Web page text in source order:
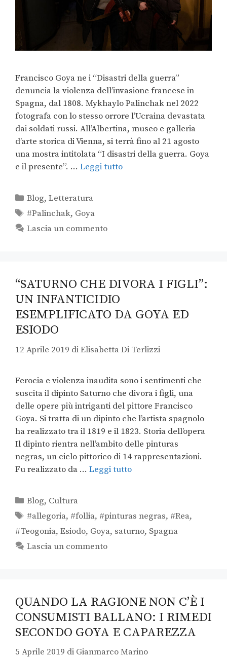
Francisco Goya ne i “Disastri della guerra”
denuncia la violenza dell’invasione francese in
Spagna, dal 1808. Mykhaylo Palinchak nel 2022
fotografa con lo stesso orrore l’Ucraina devastata
dai soldati russi. All’Albertina, museo e galleria
d’arte storica di Vienna, si terrà fino al 21 agosto
una mostra intitolata “I disastri della guerra. Goya
e il presente”. … Leggi tutto
Blog,Letteratura
#Palinchak, Goya
Lascia un commento
“SATURNO CHE DIVORA I FIGLI”:
UN INFANTICIDIO
ESEMPLIFICATO DA GOYA ED
ESIODO
12 Aprile 2019 diElisabetta Di Terlizzi
Ferocia e violenza inaudita sono i sentimenti che
suscita il dipinto Saturno che divora i figli, una
delle opere più intriganti del pittore Francisco
Goya. Si tratta di un dipinto che l’artista spagnolo
ha realizzato tra il 1819 e il 1823. Storia dell’opera
Il dipinto rientra nell’ambito delle pinturas
negras, un ciclo pittorico di 14 rappresentazioni.
Fu realizzato da … Leggi tutto
Blog, Cultura
#allegoria, #follia, #pinturas negras, #Rea,
#Teogonia, Esiodo, Goya, saturno, Spagna
Lascia un commento
QUANDO LA RAGIONE NON C’È I
CONSUMISTI BALLANO: I RIMEDI
SECONDO GOYA E CAPAREZZA
5 Aprile 2019 di Gianmarco Marino